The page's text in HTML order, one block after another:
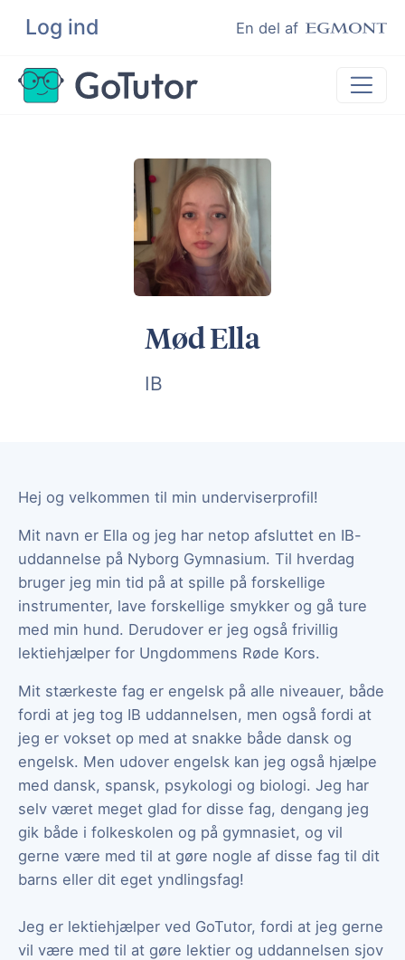
Log ind En del af
Søg
Lektiehjælp
Eksamenshjælp
Hjælp til ordblinde
Kundeudtalelser
Undervisere
Mød Ella
IB
Hej og velkommen til min underviserprofil!
Mit navn er Ella og jeg har netop afsluttet en IB-
uddannelse på Nyborg Gymnasium. Til hverdag
bruger jeg min tid på at spille på forskellige
instrumenter, lave forskellige smykker og gå ture
med min hund. Derudover er jeg også frivillig
lektiehjælper for Ungdommens Røde Kors.
Mit stærkeste fag er engelsk på alle niveauer, både
fordi at jeg tog IB uddannelsen, men også fordi at
jeg er vokset op med at snakke både dansk og
engelsk. Men udover engelsk kan jeg også hjælpe
med dansk, spansk, psykologi og biologi. Jeg har
selv været meget glad for disse fag, dengang jeg
gik både i folkeskolen og på gymnasiet, og vil
gerne være med til at gøre nogle af disse fag til dit
barns eller dit eget yndlingsfag!
Jeg er lektiehjælper ved GoTutor, fordi at jeg gerne
vil være med til at gøre lektier og uddannelsen sjov